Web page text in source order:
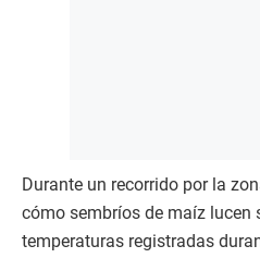
Durante un recorrido por la
cómo sembríos de maíz lucen
temperaturas registradas